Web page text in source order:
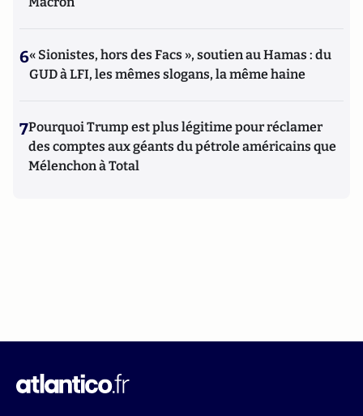
6« Sionistes, hors des Facs », soutien au Hamas : du
GUD à LFI, les mêmes slogans, la même haine
7Pourquoi Trump est plus légitime pour réclamer
des comptes aux géants du pétrole américains que
Mélenchon à Total